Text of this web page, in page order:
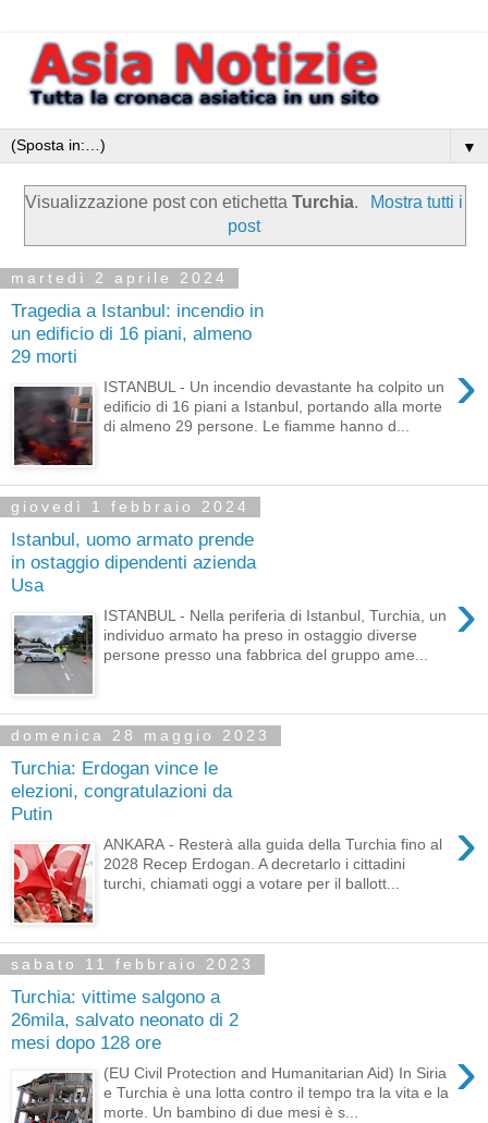
▼
Visualizzazione post con etichettaTurchia.
Mostra tutti i
post
martedì 2 aprile 2024
Tragedia a Istanbul: incendio in
un edificio di 16 piani, almeno
29 morti
›
ISTANBUL - Un incendio devastante ha colpito un
edificio di 16 piani a Istanbul, portando alla morte
di almeno 29 persone. Le fiamme hanno d...
giovedì 1 febbraio 2024
Istanbul, uomo armato prende
in ostaggio dipendenti azienda
Usa
›
ISTANBUL - Nella periferia di Istanbul, Turchia, un
individuo armato ha preso in ostaggio diverse
persone presso una fabbrica del gruppo ame...
domenica 28 maggio 2023
Turchia: Erdogan vince le
elezioni, congratulazioni da
Putin
›
ANKARA - Resterà alla guida della Turchia fino al
2028 Recep Erdogan. A decretarlo i cittadini
turchi, chiamati oggi a votare per il ballott...
sabato 11 febbraio 2023
Turchia: vittime salgono a
26mila, salvato neonato di 2
mesi dopo 128 ore
›
(EU Civil Protection and Humanitarian Aid) In Siria
e Turchia è una lotta contro il tempo tra la vita e la
morte. Un bambino di due mesi è s...